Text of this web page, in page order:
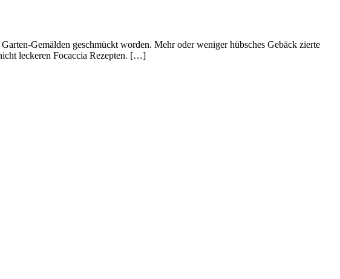
Gemälden geschmückt worden. Mehr oder weniger hübsches Gebäck zierte
leckeren Focaccia Rezepten. […]